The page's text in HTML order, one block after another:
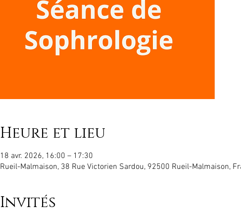
Heure et lieu
18 avr. 2026, 16:00 – 17:30
Rueil-Malmaison, 38 Rue Victorien Sardou, 92500 Rueil-Malmaison,
Invités